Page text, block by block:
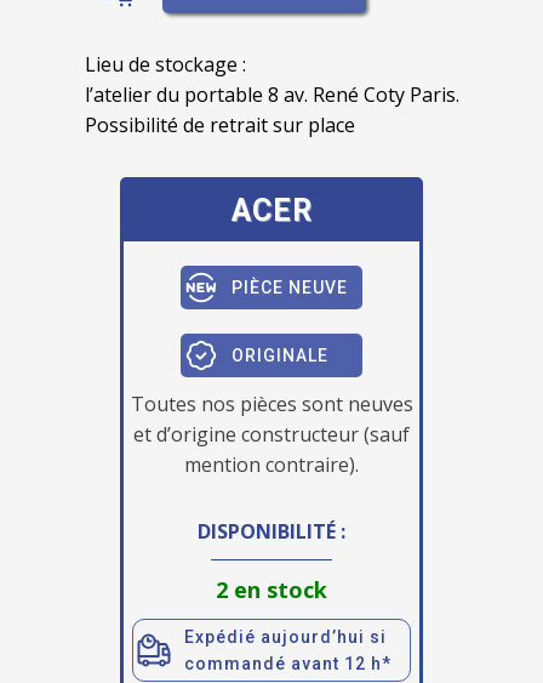
Lieu de stockage :
l’atelier du portable 8 av. René Coty Paris.
Possibilité de retrait sur place
ACER
PIÈCE NEUVE
ORIGINALE
Toutes nos pièces sont neuves
et d’origine constructeur (sauf
mention contraire).
DISPONIBILITÉ :
2 en stock
Expédié aujourd’hui si
commandé avant 12 h*